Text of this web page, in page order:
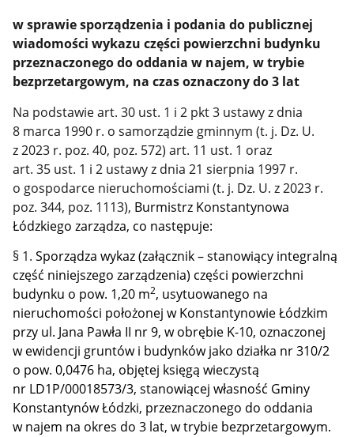
w sprawie sporządzenia i podania do publicznej
wiadomości wykazu części powierzchni budynku
przeznaczonego do oddania w najem, w trybie
bezprzetargowym, na czas oznaczony do 3 lat
Na podstawie art. 30 ust. 1 i 2 pkt 3 ustawy z dnia
8 marca 1990 r. o samorządzie gminnym (t. j. Dz. U.
z 2023 r. poz. 40, poz. 572) art. 11 ust. 1 oraz
art. 35 ust. 1 i 2 ustawy z dnia 21 sierpnia 1997 r.
o gospodarce nieruchomościami (t. j. Dz. U. z 2023 r.
poz. 344, poz. 1113), Burmistrz Konstantynowa
Łódzkiego zarządza, co następuje:
§ 1. Sporządza wykaz (załącznik – stanowiący integralną
część niniejszego zarządzenia) części powierzchni
budynku o pow. 1,20 m2, usytuowanego na
nieruchomości położonej w Konstantynowie Łódzkim
przy ul. Jana Pawła II nr 9, w obrębie K-10, oznaczonej
w ewidencji gruntów i budynków jako działka nr 310/2
o pow. 0,0476 ha, objętej księgą wieczystą
nr LD1P/00018573/3, stanowiącej własność Gminy
Konstantynów Łódzki, przeznaczonego do oddania
w najem na okres do 3 lat, w trybie bezprzetargowym.